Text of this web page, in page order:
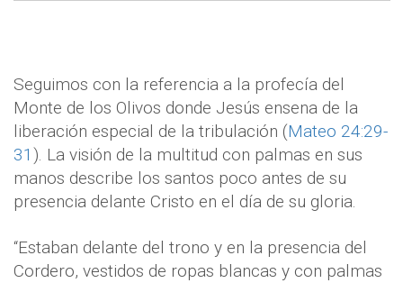
Seguimos con la referencia a la profecía del
Monte de los Olivos donde Jesús ensena de la
liberación especial de la tribulación (Mateo 24:29-
31 ). La visión de la multitud con palmas en sus
manos describe los santos poco antes de su
presencia delante Cristo en el día de su gloria.
“Estaban delante del trono y en la presencia del
Cordero, vestidos de ropas blancas y con palmas